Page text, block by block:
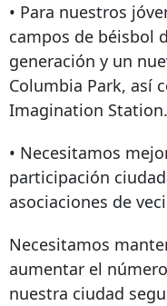
• Para nuestros
campos de béisbol
generación y un
Columbia Park, así
Imagination Station.
• Necesitamos
participación
asociaciones de
Necesitamos
aumentar el
nuestra ciudad